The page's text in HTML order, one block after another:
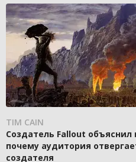
TIM CAIN
Создатель Fallout
почему аудитория
создателя